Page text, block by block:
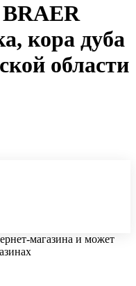
кора дуба
области
магазина и может